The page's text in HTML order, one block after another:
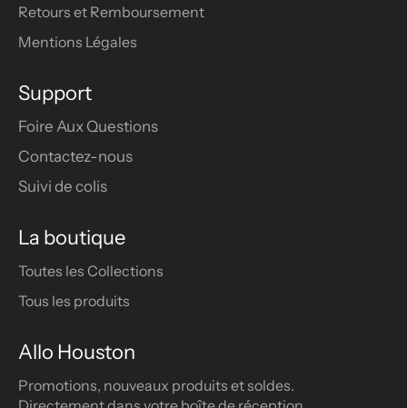
Retours et Remboursement
Mentions Légales
Support
Foire Aux Questions
Contactez-nous
Suivi de colis
La boutique
Toutes les Collections
Tous les produits
Allo Houston
Promotions, nouveaux produits et soldes.